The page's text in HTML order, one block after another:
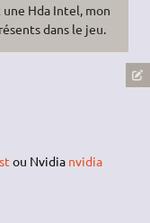
Hda Intel, mon
dans le jeu.
ou Nvidia nvidia